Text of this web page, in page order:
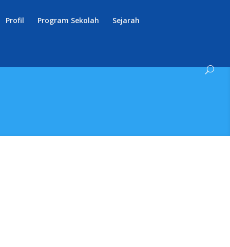
Profil Program Sekolah Sejarah